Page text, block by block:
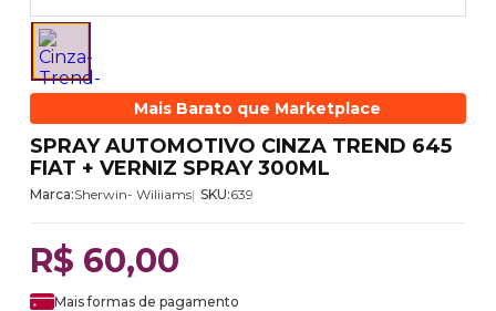
Mais Barato que Marketplace
SPRAY AUTOMOTIVO CINZA TREND 645
FIAT + VERNIZ SPRAY 300ML
Marca:Sherwin- Wiliiams SKU:639
R$ 60,00
Mais formas de pagamento